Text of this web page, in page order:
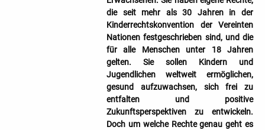
die seit mehr als 30 Jahren in der
Kinderrechtskonvention der Vereinten
Nationen festgeschrieben sind, und die
für alle Menschen unter 18 Jahren
gelten. Sie sollen Kindern und
Jugendlichen weltweit ermöglichen,
gesund aufzuwachsen, sich frei zu
entfalten und positive
Zukunftsperspektiven zu entwickeln.
Doch um welche Rechte genau geht es